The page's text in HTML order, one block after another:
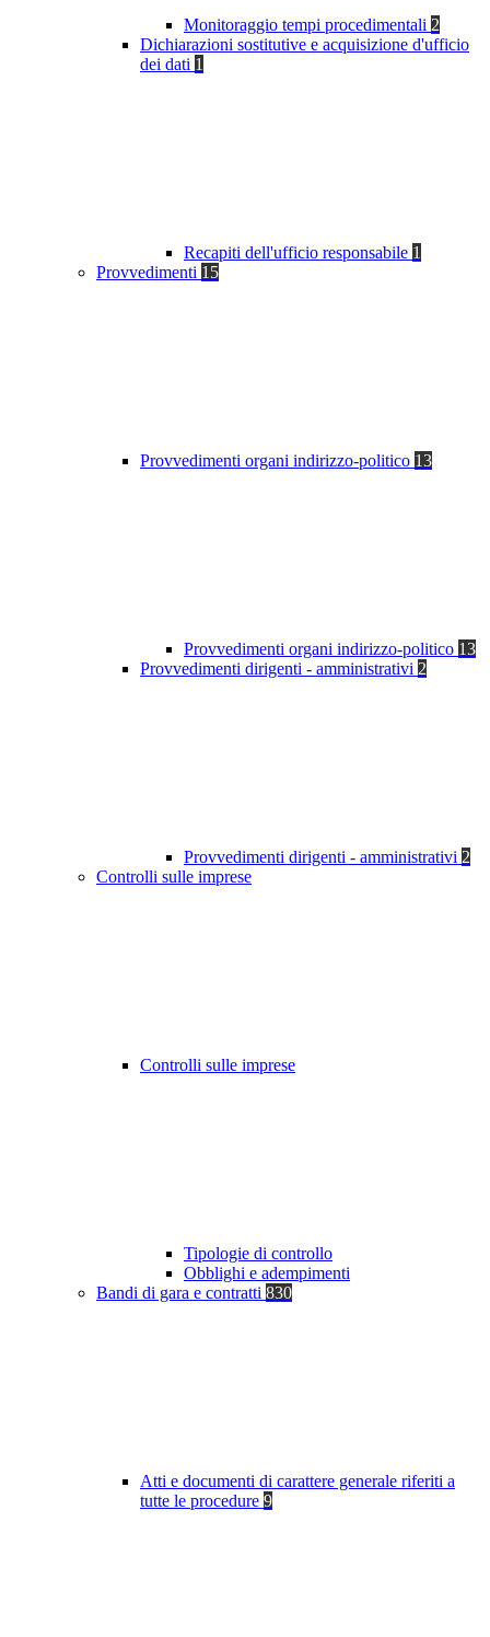
Monitoraggio tempi procedimentali 2
Dichiarazioni sostitutive e acquisizione d'ufficio
dei dati 1
Recapiti dell'ufficio responsabile 1
Provvedimenti 15
Provvedimenti organi indirizzo-politico 13
Provvedimenti organi indirizzo-politico 13
Provvedimenti dirigenti - amministrativi 2
Provvedimenti dirigenti - amministrativi 2
Controlli sulle imprese
Controlli sulle imprese
Tipologie di controllo
Obblighi e adempimenti
Bandi di gara e contratti 830
Atti e documenti di carattere generale riferiti a
tutte le procedure 9